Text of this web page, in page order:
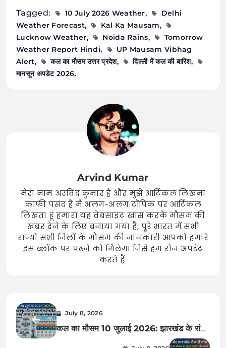
Tagged: 10 July 2026 Weather
Delhi
Weather Forecast
Kal Ka Mausam
Lucknow Weather
Noida Rains
Tomorrow
Weather Report Hindi
UP Mausam Vibhag
Alert
कल का मौसम उत्तर प्रदेश
दिल्ली में कल की बारिश
मानसून अपडेट 2026
Arvind Kumar
मेरा नाम अरविंद कुमार है और मुझे आर्टिकल लिखना
काफी पसंद है मैं अलग-अलग टॉपिक पर आर्टिकल
लिखता हूं हमारा यह वेबसाइट खास करके मौसम की
खबर देने के लिए बनाया गया है, पूरे भारत में सभी
राज्यों सभी जिलों के मौसम की जानकारी आपको हमारे
इस ब्लॉक पर पढ़ने को मिलेगा जिसे हम रोज अपडेट
करते हैं.
July 8, 2026
कल का मौसम 10 जुलाई 2026: झारखंड के रांची,
जमशेदपुर और धनबाद समेत कई जिलों में भारी